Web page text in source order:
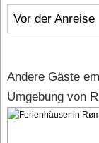
Vor der Anreise
Andere Gäste
Umgebung von